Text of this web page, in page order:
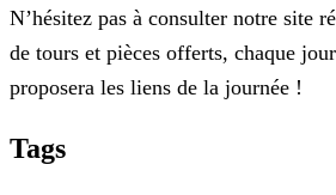
N’hésitez pas à consulter notre site
de tours et pièces offerts, chaque
proposera les liens de la journée !
Tags